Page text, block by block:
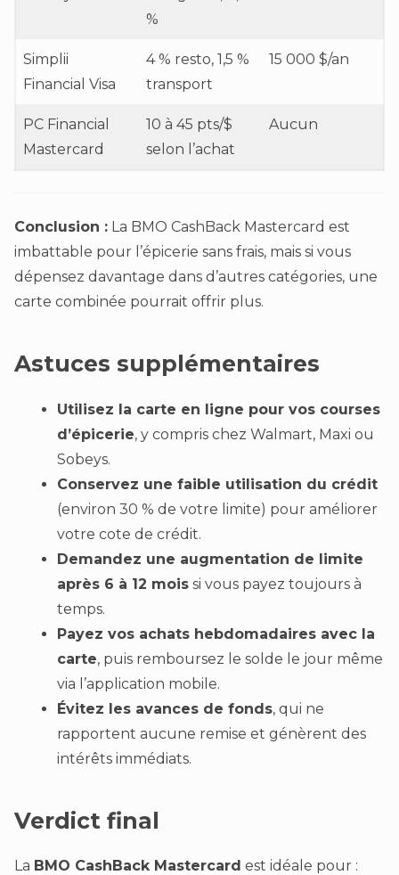
%
Simplii
Financial Visa
4 % resto, 1,5 %
transport
15 000 $/an
PC Financial
Mastercard
10 à 45 pts/$
selon l’achat
Aucun
Conclusion : La BMO CashBack Mastercard est
imbattable pour l’épicerie sans frais, mais si vous
dépensez davantage dans d’autres catégories, une
carte combinée pourrait offrir plus.
Astuces supplémentaires
Utilisez la carte en ligne pour vos courses
d’épicerie, y compris chez Walmart, Maxi ou
Sobeys.
Conservez une faible utilisation du crédit
(environ 30 % de votre limite) pour améliorer
votre cote de crédit.
Demandez une augmentation de limite
après 6 à 12 mois si vous payez toujours à
temps.
Payez vos achats hebdomadaires avec la
carte, puis remboursez le solde le jour même
via l’application mobile.
Évitez les avances de fonds, qui ne
rapportent aucune remise et génèrent des
intérêts immédiats.
Verdict final
La BMO CashBack Mastercard est idéale pour :